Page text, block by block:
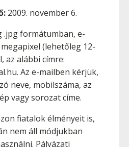
2009. november 6.
.jpg formátumban, e-
(lehetőleg 12-
az alábbi címre:
Az e-mailben kérjük,
neve, mobilszáma, az
vagy sorozat címe.
fiatalok élményeit is,
nem áll módjukban
Pályázati